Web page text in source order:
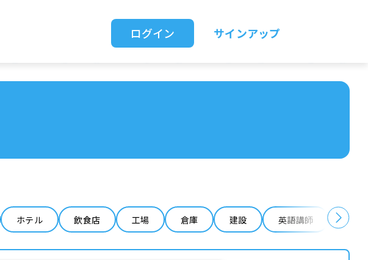
ログイン サインアップ
ホテル 飲食店 工場 倉庫 建設 英語講師 IT